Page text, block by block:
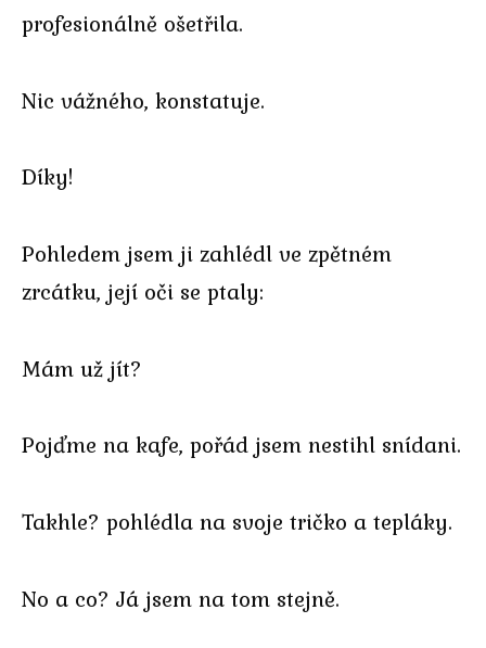
profesionálně ošetřila.
Nic vážného, konstatuje.
Díky!
Pohledem jsem ji zahlédl ve zpětném
zrcátku, její oči se ptaly:
Mám už jít?
Pojďme na kafe, pořád jsem nestihl snídani.
Takhle? pohlédla na svoje tričko a tepláky.
No a co? Já jsem na tom stejně.